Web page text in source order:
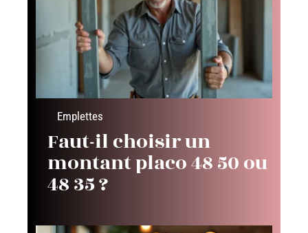
Emplettes
Faut-il choisir un
montant placo 48 50 ou
48 35 ?